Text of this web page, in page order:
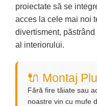
Navigatii Mazda
Navigatii Smart
Navigatii Chevrolet
Navigatii Porsche
Navigatii Land Rover
proiectate să se
acces la cele mai noi
divertisment,
al interiorului.
🔌 Montaj
Fără fire tăiate sau
noastre vin cu mufe